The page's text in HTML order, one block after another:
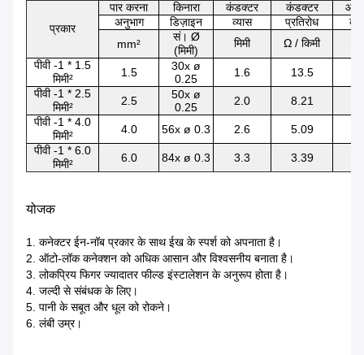
प्रकार
पार करना किनारा कंडक्टर कंडक्टर
अनुभाग
डिज़ाइन व्यास प्रतिरोध
mm²
सं। Ø
(मिमी)
मिमी Ω / किमी
पीवी -1 * 1.5
मिमी²
1.5
30x ø
0.25
1.6 13.5
पीवी -1 * 2.5
मिमी²
2.5
50x ø
0.25
2.0 8.21
पीवी -1 * 4.0
मिमी²
4.0 56x ø 0.3 2.6 5.09
पीवी -1 * 6.0
मिमी²
6.0 84x ø 0.3 3.3 3.39
योजक
1. कनेक्टर ईन-नॉब प्रकार के साथ ईख के स्पर्श को अपनाता है।
2. ऑटो-लॉक कनेक्शन को अधिक आसान और विश्वसनीय बनाता है।
3. लोकप्रिय फिगर ज्यादातर फील्ड इंस्टालेशन के अनुरूप होता है।
4. जल्दी से संबंधक के लिए।
5. पानी के सबूत और धूल को रोकने।
6. लंबी उम्र।